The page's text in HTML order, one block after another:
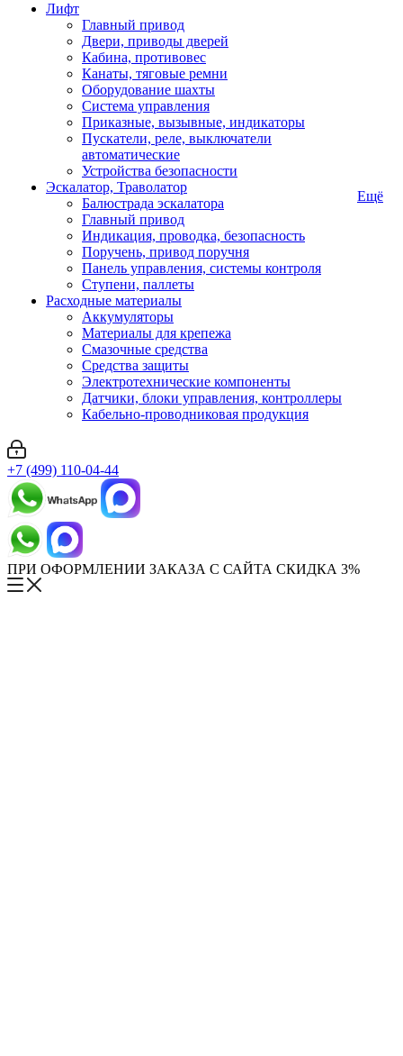
Лифт
Главный привод
Двери, приводы дверей
Кабина, противовес
Канаты, тяговые ремни
Оборудование шахты
Система управления
Приказные, вызывные, индикаторы
Пускатели, реле, выключатели
автоматические
Устройства безопасности
Эскалатор, Траволатор
Балюстрада эскалатора
Главный привод
Индикация, проводка, безопасность
Поручень, привод поручня
Панель управления, системы контроля
Ступени, паллеты
Расходные материалы
Аккумуляторы
Материалы для крепежа
Смазочные средства
Средства защиты
Электротехнические компоненты
Датчики, блоки управления, контроллеры
Кабельно-проводниковая продукция
Ещё
+7 (499) 110-04-44
ПРИ ОФОРМЛЕНИИ ЗАКАЗА С САЙТА СКИДКА 3%